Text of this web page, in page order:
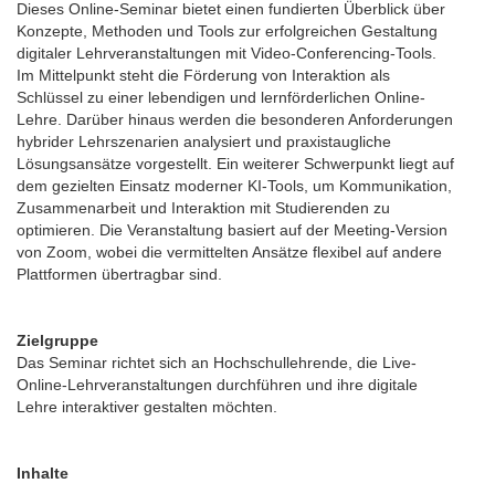
Dieses Online-Seminar bietet einen fundierten Überblick über
Konzepte, Methoden und Tools zur erfolgreichen Gestaltung
digitaler Lehrveranstaltungen mit Video-Conferencing-Tools.
Im Mittelpunkt steht die Förderung von Interaktion als
Schlüssel zu einer lebendigen und lernförderlichen Online-
Lehre. Darüber hinaus werden die besonderen Anforderungen
hybrider Lehrszenarien analysiert und praxistaugliche
Lösungsansätze vorgestellt. Ein weiterer Schwerpunkt liegt auf
dem gezielten Einsatz moderner KI-Tools, um Kommunikation,
Zusammenarbeit und Interaktion mit Studierenden zu
optimieren. Die Veranstaltung basiert auf der Meeting-Version
von Zoom, wobei die vermittelten Ansätze flexibel auf andere
Plattformen übertragbar sind.
Zielgruppe
Das Seminar richtet sich an Hochschullehrende, die Live-
Online-Lehrveranstaltungen durchführen und ihre digitale
Lehre interaktiver gestalten möchten.
Inhalte